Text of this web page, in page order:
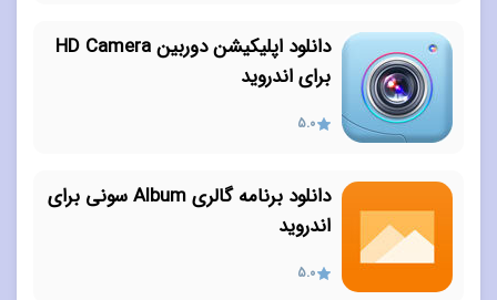
دانلود اپلیکیشن دوربین HD Camera
برای اندروید
5.0
دانلود برنامه گالری Album سونی برای
اندروید
5.0